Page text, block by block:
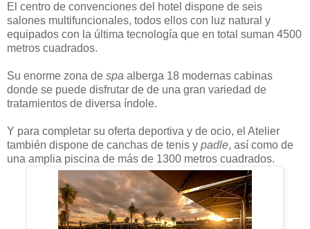
El centro de convenciones del hotel dispone de seis
salones multifuncionales, todos ellos con luz natural y
equipados con la última tecnología que en total suman 4500
metros cuadrados.
Su enorme zona de spa alberga 18 modernas cabinas
donde se puede disfrutar de de una gran variedad de
tratamientos de diversa índole.
Y para completar su oferta deportiva y de ocio, el Atelier
también dispone de canchas de tenis y padle, así como de
una amplia piscina de más de 1300 metros cuadrados.